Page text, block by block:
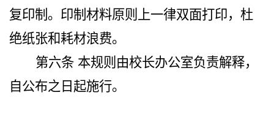
复印制。印制材料原则上一律双面打印，杜
绝纸张和耗材浪费。
第六条 本规则由校长办公室负责解释，
自公布之日起施行。